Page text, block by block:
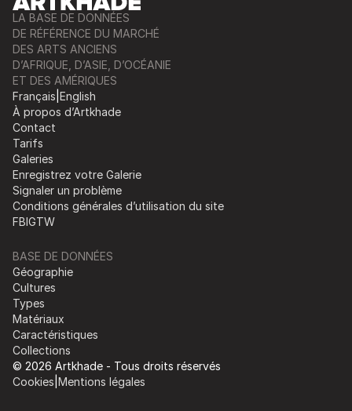
LA BASE DE DONNÉES
DE RÉFÉRENCE DU MARCHÉ
DES ARTS ANCIENS
D’AFRIQUE, D’ASIE, D’OCÉANIE
ET DES AMÉRIQUES
Français English
À propos d’Artkhade
Contact
Tarifs
Galeries
Enregistrez votre Galerie
Signaler un problème
Conditions générales d’utilisation du site
FBIGTW
BASE DE DONNÉES
Géographie
Cultures
Types
Matériaux
Caractéristiques
Collections
© 2026 Artkhade - Tous droits réservés
Cookies Mentions légales